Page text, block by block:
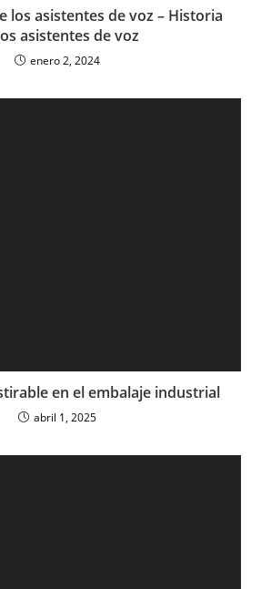
los asistentes de voz – Historia
asistentes de voz
enero 2, 2024
en el embalaje industrial
abril 1, 2025